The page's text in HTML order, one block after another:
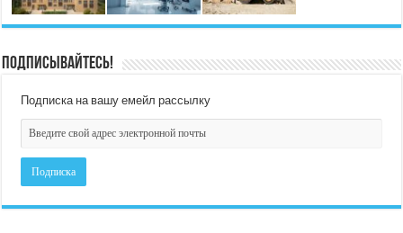
Подписывайтесь!
Подписка на вашу емейл рассылку